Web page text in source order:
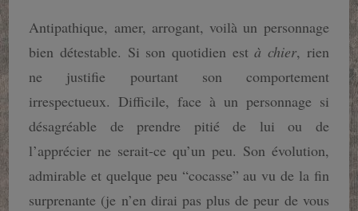
Antipathique, amer, arrogant, voilà un personnage
bien détestable. Si son quotidien està chier, rien
ne justifie pourtant son comportement
irrespectueux. Difficile, face à un personnage si
désagréable de prendre pitié de lui ou de
l’apprécier ne serait-ce qu’un peu. Son évolution,
admirable et quelque peu “cocasse” au vu de la fin
surprenante (je n’en dirai pas plus de peur de vous